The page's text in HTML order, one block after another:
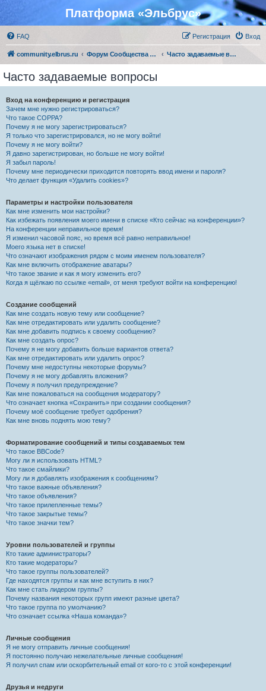
Платформа «Эльбрус»
FAQ Вход
Регистрация
community.elbrus.ru Форум Сообщества Эльбрус Часто задаваемые вопросы
Часто задаваемые вопросы
Вход на конференцию и регистрация
Зачем мне нужно регистрироваться?
Что такое COPPA?
Почему я не могу зарегистрироваться?
Я только что зарегистрировался, но не могу войти!
Почему я не могу войти?
Я давно зарегистрирован, но больше не могу войти!
Я забыл пароль!
Почему мне периодически приходится повторять ввод имени и пароля?
Что делает функция «Удалить cookies»?
Параметры и настройки пользователя
Как мне изменить мои настройки?
Как избежать появления моего имени в списке «Кто сейчас на конференции»?
На конференции неправильное время!
Я изменил часовой пояс, но время всё равно неправильное!
Моего языка нет в списке!
Что означают изображения рядом с моим именем пользователя?
Как мне включить отображение аватары?
Что такое звание и как я могу изменить его?
Когда я щёлкаю по ссылке «email», от меня требуют войти на конференцию!
Создание сообщений
Как мне создать новую тему или сообщение?
Как мне отредактировать или удалить сообщение?
Как мне добавить подпись к своему сообщению?
Как мне создать опрос?
Почему я не могу добавить больше вариантов ответа?
Как мне отредактировать или удалить опрос?
Почему мне недоступны некоторые форумы?
Почему я не могу добавлять вложения?
Почему я получил предупреждение?
Как мне пожаловаться на сообщения модератору?
Что означает кнопка «Сохранить» при создании сообщения?
Почему моё сообщение требует одобрения?
Как мне вновь поднять мою тему?
Форматирование сообщений и типы создаваемых тем
Что такое BBCode?
Могу ли я использовать HTML?
Что такое смайлики?
Могу ли я добавлять изображения к сообщениям?
Что такое важные объявления?
Что такое объявления?
Что такое прилепленные темы?
Что такое закрытые темы?
Что такое значки тем?
Уровни пользователей и группы
Кто такие администраторы?
Кто такие модераторы?
Что такое группы пользователей?
Где находятся группы и как мне вступить в них?
Как мне стать лидером группы?
Почему названия некоторых групп имеют разные цвета?
Что такое группа по умолчанию?
Что означает ссылка «Наша команда»?
Личные сообщения
Я не могу отправить личные сообщения!
Я постоянно получаю нежелательные личные сообщения!
Я получил спам или оскорбительный email от кого-то с этой конференции!
Друзья и недруги